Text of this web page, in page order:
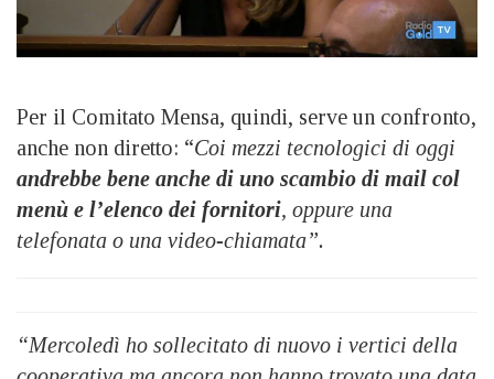
Per il Comitato Mensa, quindi, serve un confronto,
anche non diretto: “Coi mezzi tecnologici di oggi
andrebbe bene anche di uno scambio di mail col
menù e l’elenco dei fornitori, oppure una
telefonata o una video-chiamata”.
“Mercoledì ho sollecitato di nuovo i vertici della